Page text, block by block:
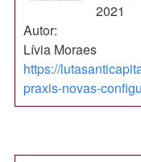
2021
Autor:
Lívia Moraes
https://
praxis-novas-